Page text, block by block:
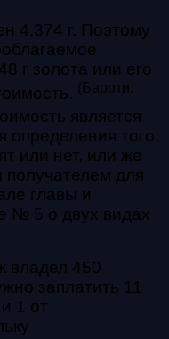
4,374 г. Поэтому
г золота или его
(Бароти.
является
того,
или нет, или же
для
главы и
№ 5 о двух видах
владел 450
заплатить 11
1 от